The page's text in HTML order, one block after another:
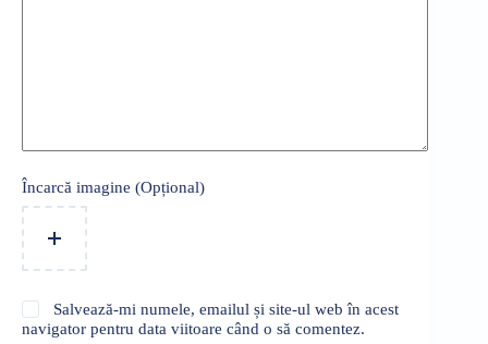
Încarcă imagine (Opțional)
Salvează-mi numele, emailul și site-ul web în acest
navigator pentru data viitoare când o să comentez.